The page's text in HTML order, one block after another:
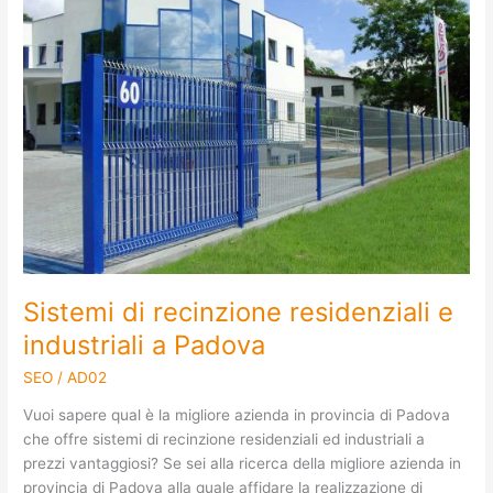
Sistemi di recinzione residenziali e
industriali a Padova
SEO /AD02
Vuoi sapere qual è la migliore azienda in provincia di Padova
che offre sistemi di recinzione residenziali ed industriali a
prezzi vantaggiosi? Se sei alla ricerca della migliore azienda in
provincia di Padova alla quale affidare la realizzazione di
recinzione
residenziali
industriali
a
Padova